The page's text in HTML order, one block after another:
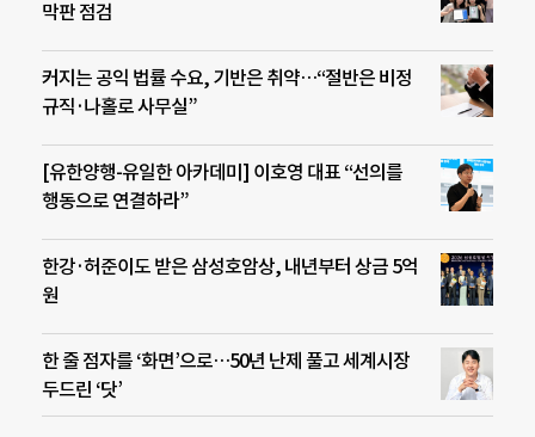
막판 점검
커지는 공익 법률 수요, 기반은 취약…“절반은 비정
규직·나홀로 사무실”
[유한양행-유일한 아카데미] 이호영 대표 “선의를
행동으로 연결하라”
한강·허준이도 받은 삼성호암상, 내년부터 상금 5억
원
한 줄 점자를 ‘화면’으로…50년 난제 풀고 세계시장
두드린 ‘닷’